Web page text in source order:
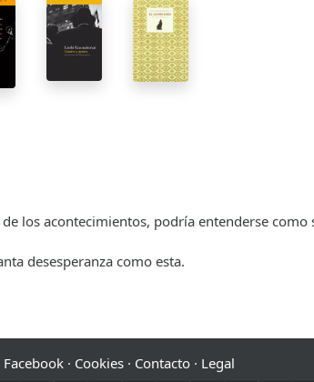
los acontecimientos, podría entenderse
desesperanza como esta.
Facebook · Cookies · Contacto · Legal